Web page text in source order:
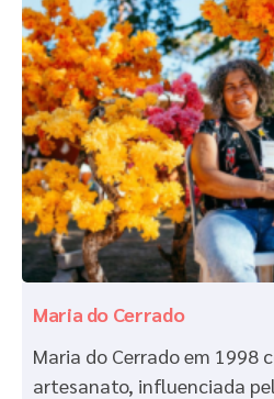
Maria do Cerrado
Maria do Cerrado em 1998
artesanato, influenciada